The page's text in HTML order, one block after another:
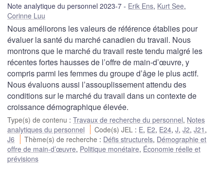
Note analytique du personnel 2023-7 Erik Ens, Kurt See,
Corinne Luu
Nous améliorons les valeurs de référence établies pour
évaluer la santé du marché canadien du travail. Nous
montrons que le marché du travail reste tendu malgré les
récentes fortes hausses de l’offre de main-d’œuvre, y
compris parmi les femmes du groupe d’âge le plus actif.
Nous évaluons aussi l’assouplissement attendu des
conditions sur le marché du travail dans un contexte de
croissance démographique élevée.
Type(s) de contenu : Travaux de recherche du personnel, Notes
analytiques du personnel
Code(s) JEL : E, E2, E24,J,J2,J21 ,
J6
Thème(s) de recherche : Défis structurels, Démographie et
offre de main-d’œuvre, Politique monétaire, Économie réelle et
prévisions